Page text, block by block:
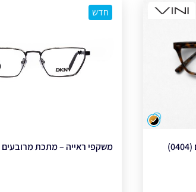
צבע
חדש
משקפי ראייה – מתכת מרובעים